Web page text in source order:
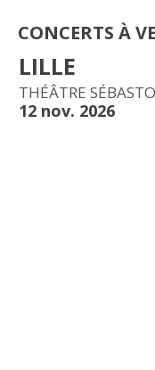
CONCERTS À
LILLE
THÉÂTRE
12 nov. 2026